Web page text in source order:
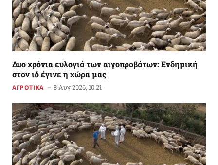
Δυο χρόνια ευλογιά των αιγοπροβάτων: Ενδημική
στον ιό έγινε η χώρα μας
ΑΓΡΟΤΙΚΑ 8 Αυγ 2026, 10:21